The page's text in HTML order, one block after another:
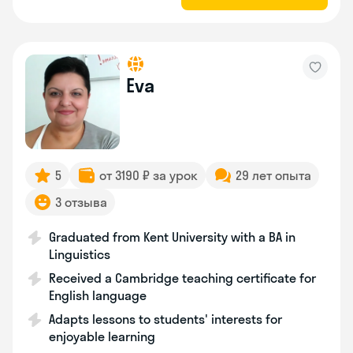
Eva
5 от 3190 ₽ за урок
29 лет опыта
3 отзыва
Graduated from Kent University with a BA in
Linguistics
Received a Cambridge teaching certificate for
English language
Adapts lessons to students' interests for
enjoyable learning